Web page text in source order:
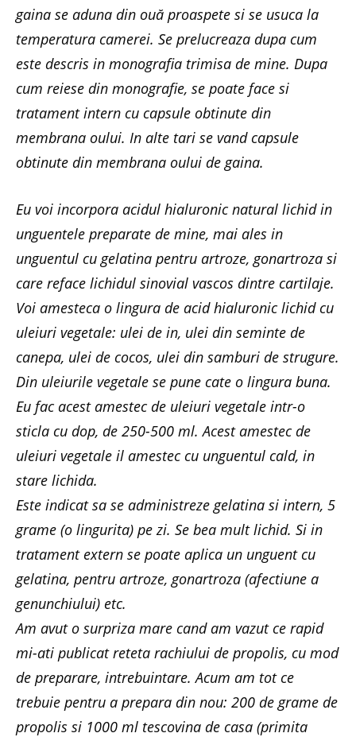
gaina se aduna din ouă proaspete si se usuca la
temperatura camerei. Se prelucreaza dupa cum
este descris in monografia trimisa de mine. Dupa
cum reiese din monografie, se poate face si
tratament intern cu capsule obtinute din
membrana oului. In alte tari se vand capsule
obtinute din membrana oului de gaina.
Eu voi incorpora acidul hialuronic natural lichid in
unguentele preparate de mine, mai ales in
unguentul cu gelatina pentru artroze, gonartroza si
care reface lichidul sinovial vascos dintre cartilaje.
Voi amesteca o lingura de acid hialuronic lichid cu
uleiuri vegetale: ulei de in, ulei din seminte de
canepa, ulei de cocos, ulei din samburi de strugure.
Din uleiurile vegetale se pune cate o lingura buna.
Eu fac acest amestec de uleiuri vegetale intr-o
sticla cu dop, de 250-500 ml. Acest amestec de
uleiuri vegetale il amestec cu unguentul cald, in
stare lichida.
Este indicat sa se administreze gelatina si intern, 5
grame (o lingurita) pe zi. Se bea mult lichid. Si in
tratament extern se poate aplica un unguent cu
gelatina, pentru artroze, gonartroza (afectiune a
genunchiului) etc.
Am avut o surpriza mare cand am vazut ce rapid
mi-ati publicat reteta rachiului de propolis, cu mod
de preparare, intrebuintare. Acum am tot ce
trebuie pentru a prepara din nou: 200 de grame de
propolis si 1000 ml tescovina de casa (primita